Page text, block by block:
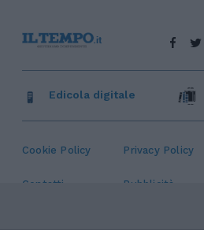
Cookie Policy Privacy Policy
Contatti Pubblicità
Edicola digitale